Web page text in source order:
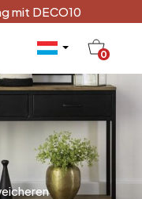
mit DECO10
0